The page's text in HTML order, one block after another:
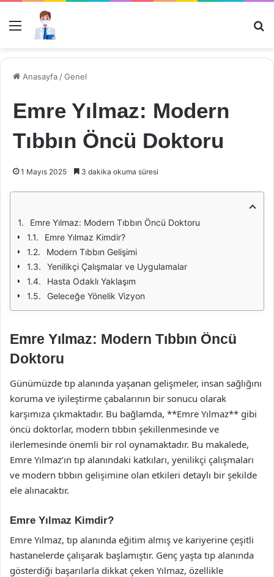
Menü
Anasayfa /Genel
Emre Yılmaz: Modern
Tıbbın Öncü Doktoru
1 Mayıs 2025 3 dakika okuma süresi
Emre Yılmaz: Modern Tıbbın Öncü Doktoru
Emre Yılmaz Kimdir?
Modern Tıbbın Gelişimi
Yenilikçi Çalışmalar ve Uygulamalar
Hasta Odaklı Yaklaşım
Geleceğe Yönelik Vizyon
Emre Yılmaz: Modern Tıbbın Öncü
Doktoru
Günümüzde tıp alanında yaşanan gelişmeler, insan sağlığını
koruma ve iyileştirme çabalarının bir sonucu olarak
karşımıza çıkmaktadır. Bu bağlamda, **Emre Yılmaz** gibi
öncü doktorlar, modern tıbbın şekillenmesinde ve
ilerlemesinde önemli bir rol oynamaktadır. Bu makalede,
Emre Yılmaz’ın tıp alanındaki katkıları, yenilikçi çalışmaları
ve modern tıbbın gelişimine olan etkileri detaylı bir şekilde
ele alınacaktır.
Emre Yılmaz Kimdir?
Emre Yılmaz, tıp alanında eğitim almış ve kariyerine çeşitli
hastanelerde çalışarak başlamıştır. Genç yaşta tıp alanında
gösterdiği başarılarla dikkat çeken Yılmaz, özellikle